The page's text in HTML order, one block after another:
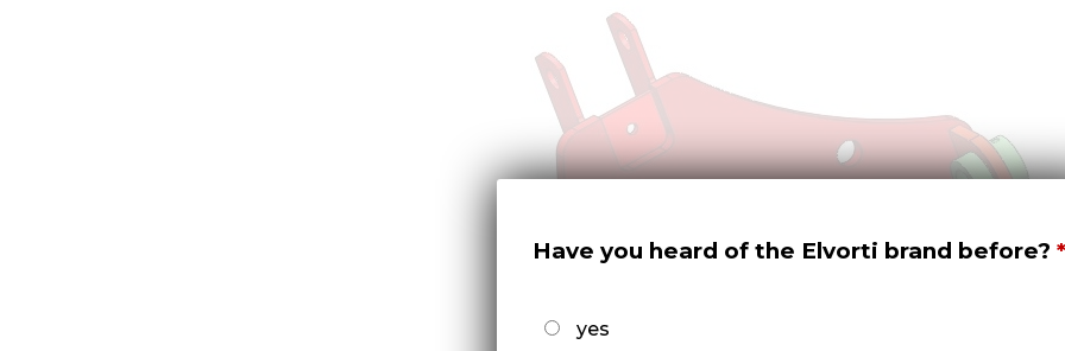
Have you heard of the Elvorti brand before?
yes